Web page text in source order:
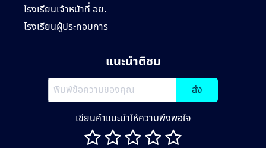
โรงเรียนเจ้าหน้าที่ อย.
โรงเรียนผู้ประกอบการ
แนะนำติชม
ส่ง
เขียนคำแนะนำให้ความพึงพอใจ